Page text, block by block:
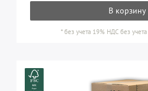
В корзину
*без учета 19% НДС без учета